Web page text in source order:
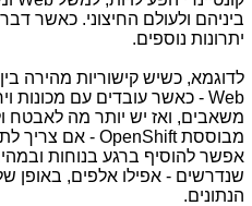
ביניהם ולעולם החיצוני. כאשר
יתרונות נוספים.
לדוגמא, כשיש קישוריות מהירה בין
Web - כאשר עובדים עם מכונות
משאבים, ואז יש יותר מה לאבטח
מבוססתOpenShift - אם צריך
אפשר להוסיף ברגע בנוחות
שנדרשים - אפילו אלפים, באופן
הנתונים.